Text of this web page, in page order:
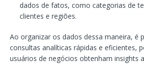
dados de fatos, como categorias de
clientes e regiões.
Ao organizar os dados dessa maneira, é
consultas analíticas rápidas e eficientes,
usuários de negócios obtenham insights